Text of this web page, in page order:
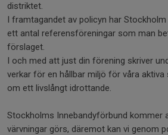
distriktet.
I framtagandet av policyn har
ett antal referensföreningar som man
förslaget.
I och med att just din förening skriver
verkar för en hållbar miljö för våra aktiva
om ett livslångt idrottande.
Stockholms Innebandyförbund kommer
värvningar görs, däremot kan vi genom